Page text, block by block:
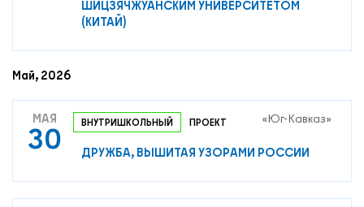
ШИЦЗЯЧЖУАНСКИМ УНИВЕРСИТЕТОМ
(КИТАЙ)
Май, 2026
МАЯ
30 ВНУТРИШКОЛЬНЫЙ ПРОЕКТ
«Юг-Кавказ»
ДРУЖБА, ВЫШИТАЯ УЗОРАМИ РОССИИ